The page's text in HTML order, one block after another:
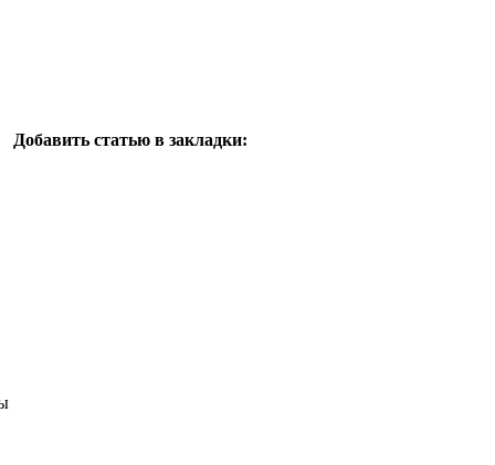
Добавить статью в закладки: